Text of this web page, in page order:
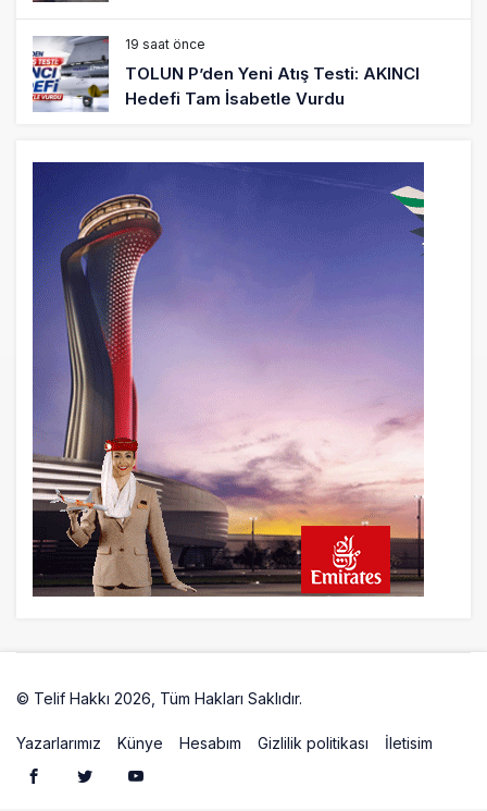
19 saat önce
TOLUN P’den Yeni Atış Testi: AKINCI
Hedefi Tam İsabetle Vurdu
© Telif Hakkı 2026, Tüm Hakları Saklıdır.
Yazarlarımız Künye Hesabım Gizlilik politikası İletisim